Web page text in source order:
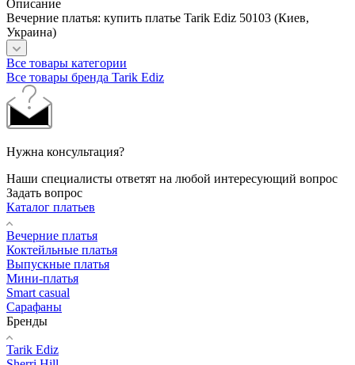
Описание
Вечерние платья: купить платье Tarik Ediz 50103 (Киев,
Украина)
Все товары категории
Все товары бренда Tarik Ediz
Нужна консультация?
Наши специалисты ответят на любой интересующий вопрос
Задать вопрос
Каталог платьев
Вечерние платья
Коктейльные платья
Выпускные платья
Мини-платья
Smart casual
Сарафаны
Бренды
Tarik Ediz